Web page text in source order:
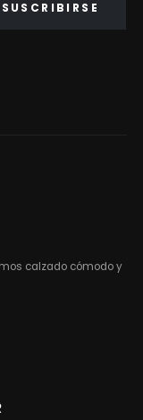
calzado cómodo y